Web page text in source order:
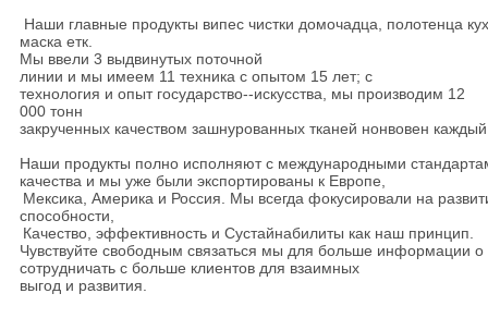
Наши главные продукты випес чистки домочадца, полотенца
маска етк.
Мы ввели 3 выдвинутых поточной
линии и мы имеем 11 техника с опытом 15 лет; с
технология и опыт государство--искусства, мы производим 12
000 тонн
закрученных качеством зашнурованных тканей нонвовен
Наши продукты полно исполняют с международными
качества и мы уже были экспортированы к Европе,
Мексика, Америка и Россия. Мы всегда фокусировали на
способности,
Качество, эффективность и Сустайнабилиты как наш принцип.
Чувствуйте свободным связаться мы для больше информации
сотрудничать с больше клиентов для взаимных
выгод и развития.